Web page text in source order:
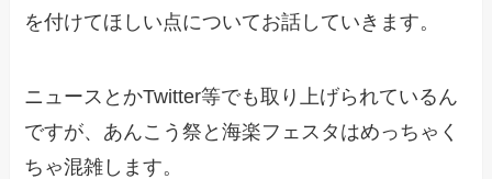
を付けてほしい点についてお話していきます。
ニュースとかTwitter等でも取り上げられているん
ですが、あんこう祭と海楽フェスタはめっちゃく
ちゃ混雑します。